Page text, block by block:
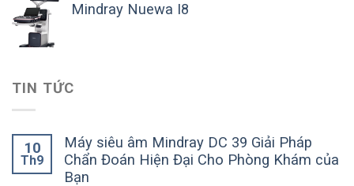
Mindray Nuewa I8
TIN TỨC
10
Th9
Máy siêu âm Mindray DC 39 Giải Pháp
Chẩn Đoán Hiện Đại Cho Phòng Khám của
Bạn